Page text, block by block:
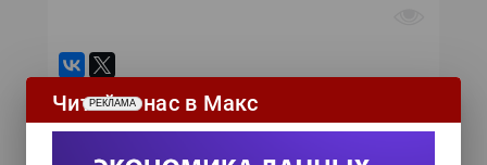
РЕКЛАМА
Читайте нас в Макс